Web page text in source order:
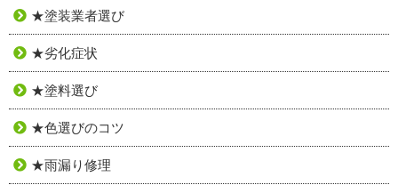
★塗装業者選び
★劣化症状
★塗料選び
★色選びのコツ
★雨漏り修理